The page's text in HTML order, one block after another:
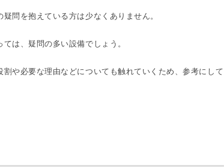
問を抱えている方は少なくありません。
は、疑問の多い設備でしょう。
や必要な理由などについても触れていくため、参考にして